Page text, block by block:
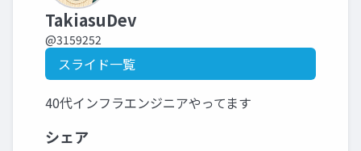
TakiasuDev
@3159252
スライド一覧
40代インフラエンジニアやってます
シェア